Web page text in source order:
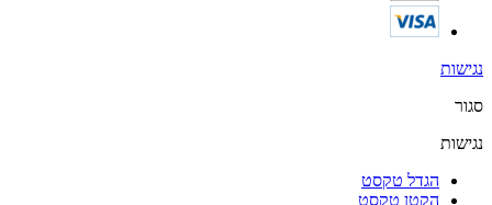
נגישות
סגור
נגישות
הגדל טקסט
הקטן טקסט